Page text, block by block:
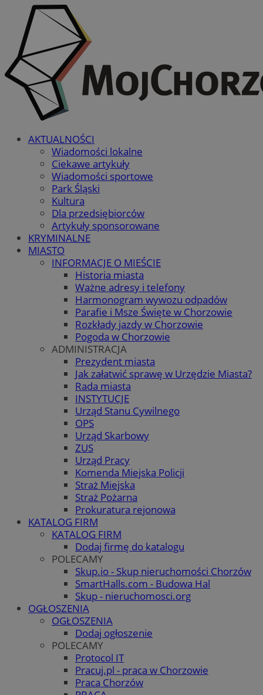
AKTUALNOŚCI
Wiadomości lokalne
Ciekawe artykuły
Wiadomości sportowe
Park Śląski
Kultura
Dla przedsiębiorców
Artykuły sponsorowane
KRYMINALNE
MIASTO
INFORMACJE O MIEŚCIE
Historia miasta
Ważne adresy i telefony
Harmonogram wywozu odpadów
Parafie i Msze Święte w Chorzowie
Rozkłady jazdy w Chorzowie
Pogoda w Chorzowie
ADMINISTRACJA
Prezydent miasta
Jak załatwić sprawę w Urzędzie Miasta?
Rada miasta
INSTYTUCJE
Urząd Stanu Cywilnego
OPS
Urząd Skarbowy
ZUS
Urząd Pracy
Komenda Miejska Policji
Straż Miejska
Straż Pożarna
Prokuratura rejonowa
KATALOG FIRM
KATALOG FIRM
Dodaj firmę do katalogu
POLECAMY
Skup.io - Skup nieruchomości Chorzów
SmartHalls.com - Budowa Hal
Skup - nieruchomosci.org
OGŁOSZENIA
OGŁOSZENIA
Dodaj ogłoszenie
POLECAMY
Protocol IT
Pracuj.pl - praca w Chorzowie
Praca Chorzów